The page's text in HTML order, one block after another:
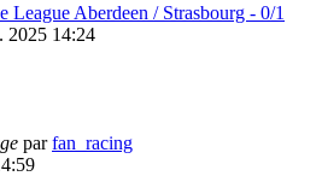
League Aberdeen / Strasbourg - 0/1
2025 14:24
parfan_racing